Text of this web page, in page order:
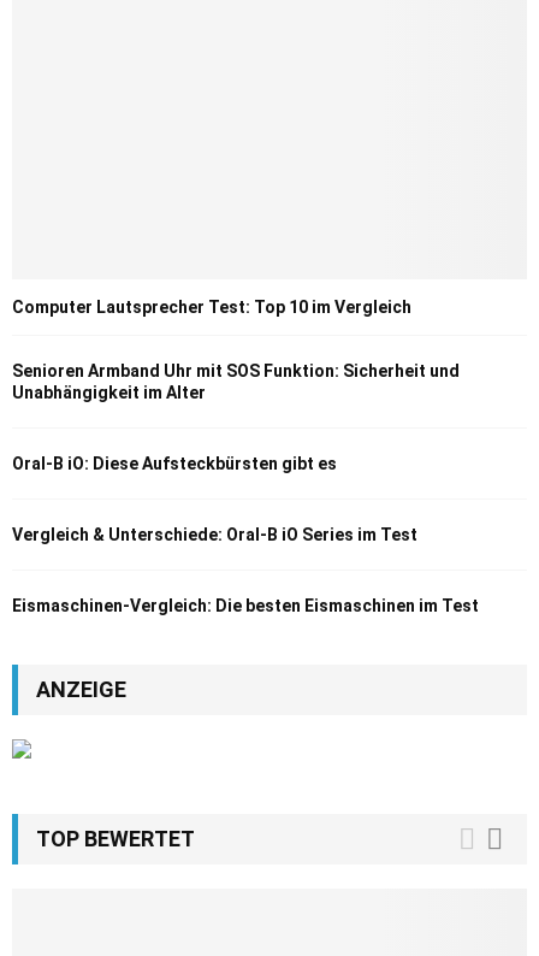
Computer Lautsprecher Test: Top 10 im Vergleich
Senioren Armband Uhr mit SOS Funktion: Sicherheit und
Unabhängigkeit im Alter
Oral-B iO: Diese Aufsteckbürsten gibt es
Vergleich & Unterschiede: Oral-B iO Series im Test
Eismaschinen-Vergleich: Die besten Eismaschinen im Test
ANZEIGE
TOP BEWERTET